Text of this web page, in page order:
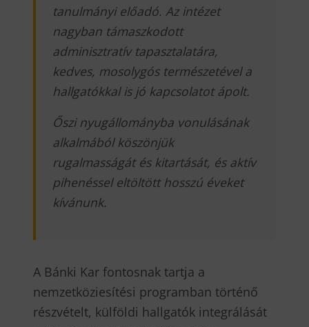
tanulmányi előadó. Az intézet
nagyban támaszkodott
adminisztratív tapasztalatára,
kedves, mosolygós természetével a
hallgatókkal is jó kapcsolatot ápolt.
Őszi nyugállományba vonulásának
alkalmából köszönjük
rugalmasságát és kitartását, és aktív
pihenéssel eltöltött hosszú éveket
kívánunk.
A Bánki Kar fontosnak tartja a
nemzetköziesítési programban történő
részvételt, külföldi hallgatók integrálását